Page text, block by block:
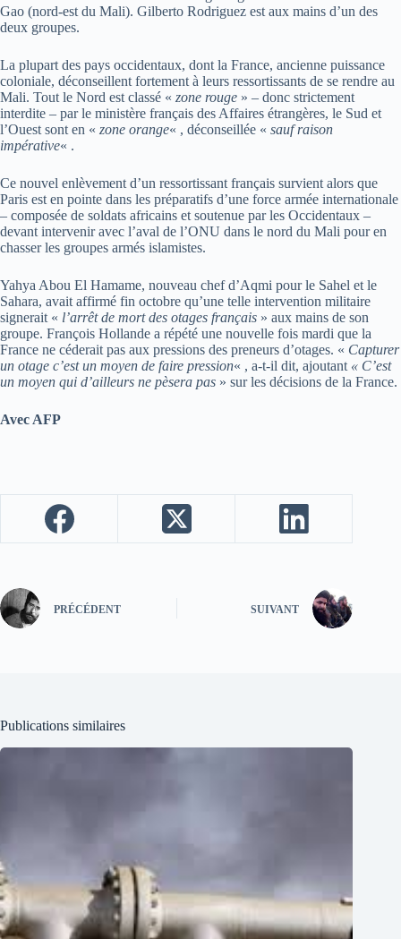
Gao (nord-est du Mali). Gilberto Rodriguez est aux mains d’un des
deux groupes.
La plupart des pays occidentaux, dont la France, ancienne puissance
coloniale, déconseillent fortement à leurs ressortissants de se rendre au
Mali. Tout le Nord est classé « zone rouge » – donc strictement
interdite – par le ministère français des Affaires étrangères, le Sud et
l’Ouest sont en « zone orange« , déconseillée « sauf raison
impérative« .
Ce nouvel enlèvement d’un ressortissant français survient alors que
Paris est en pointe dans les préparatifs d’une force armée internationale
– composée de soldats africains et soutenue par les Occidentaux –
devant intervenir avec l’aval de l’ONU dans le nord du Mali pour en
chasser les groupes armés islamistes.
Yahya Abou El Hamame, nouveau chef d’Aqmi pour le Sahel et le
Sahara, avait affirmé fin octobre qu’une telle intervention militaire
signerait « l’arrêt de mort des otages français » aux mains de son
groupe. François Hollande a répété une nouvelle fois mardi que la
France ne céderait pas aux pressions des preneurs d’otages. « Capturer
un otage c’est un moyen de faire pression« , a-t-il dit, ajoutant « C’est
un moyen qui d’ailleurs ne pèsera pas » sur les décisions de la France.
Avec AFP
PRÉCÉDENT SUIVANT
Publications similaires